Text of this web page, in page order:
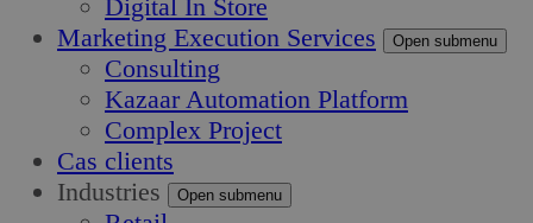
Digital In Store
Marketing Execution Services
Open submenu
Consulting
Kazaar Automation Platform
Complex Project
Cas clients
Industries
Open submenu